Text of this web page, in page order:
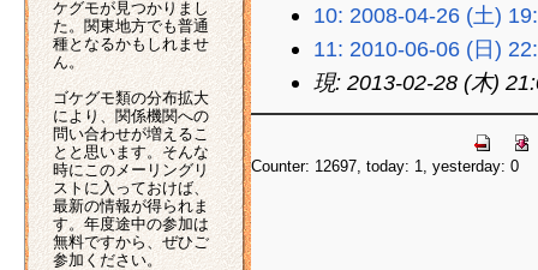
ケグモが見つかりまし
た。関東地方でも普通
種となるかもしれませ
ん。
ゴケグモ類の分布拡大
により、関係機関への
問い合わせが増えるこ
とと思います。そんな
時にこのメーリングリ
ストに入っておけば、
最新の情報が得られま
す。年度途中の参加は
無料ですから、ぜひご
参加ください。
10: 2008-04-26 (土)
11: 2010-06-06 (日)
現: 2013-02-28 (木)
Counter: 12697, today: 1, yesterday: 0